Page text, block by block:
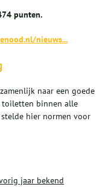
punten.
nieuws...
naar een goede
toiletten binnen alle
hier normen voor
jaar bekend